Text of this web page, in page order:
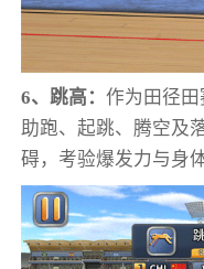
6、跳高：作为田径
助跑、起跳、腾空及
碍，考验爆发力与身